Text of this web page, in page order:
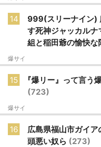
14
999(スリーナイン)
す死神ジャッカル
組と稲田爺の愉快な
爆サイ
15
『爆リー』って言う
(723)
爆サイ
16
広島県福山市ガイ
頭悪い奴ら (273)